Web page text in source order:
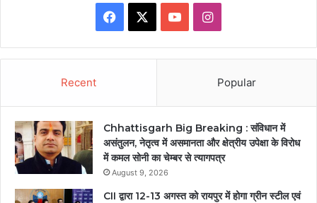
Facebook YouTubeInstagram
Recent Popular
Chhattisgarh Big Breaking : संविधान में
असंतुलन, नेतृत्व में असमानता और क्षेत्रीय उपेक्षा के विरोध
में कमल सोनी का चेम्बर से त्यागपत्र
August 9, 2026
CII द्वारा 12-13 अगस्त को रायपुर में होगा ग्रीन स्टील एवं